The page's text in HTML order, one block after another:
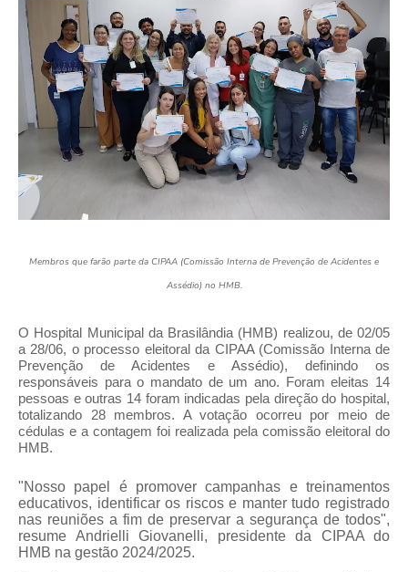
Membros que farão parte da CIPAA (Comissão Interna de Prevenção de Acidentes e
Assédio) no HMB.
O Hospital Municipal da Brasilândia (HMB) realizou, de 02/05
a 28/06, o processo eleitoral da CIPAA (Comissão Interna de
Prevenção de Acidentes e Assédio), definindo os
responsáveis para o mandato de um ano. Foram eleitas 14
pessoas e outras 14 foram indicadas pela direção do hospital,
totalizando 28 membros. A votação ocorreu por meio de
cédulas e a contagem foi realizada pela comissão eleitoral do
HMB.
"Nosso papel é promover campanhas e treinamentos
educativos, identificar os riscos e manter tudo registrado
nas reuniões a fim de preservar a segurança de todos",
resume Andrielli Giovanelli, presidente da CIPAA do
HMB na gestão 2024/2025.